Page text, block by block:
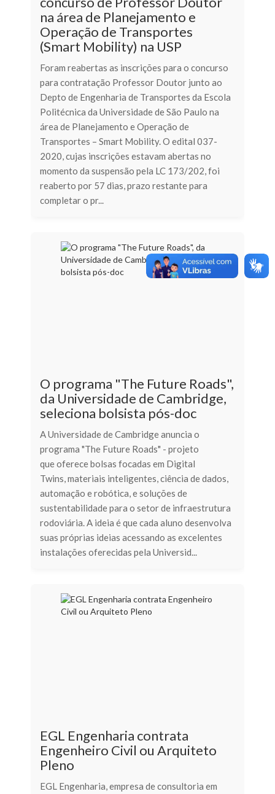
na área de Planejamento e
Operação de Transportes
(Smart Mobility) na USP
Foram reabertas as inscrições para o concurso
para contratação Professor Doutor junto ao
Depto de Engenharia de Transportes da Escola
Politécnica da Universidade de São Paulo na
área de Planejamento e Operação de
Transportes – Smart Mobility. O edital 037-
2020, cujas inscrições estavam abertas no
momento da suspensão pela LC 173/202, foi
reaberto por 57 dias, prazo restante para
completar o pr...
O programa "The Future Roads",
da Universidade de Cambridge,
seleciona bolsista pós-doc
A Universidade de Cambridge anuncia o
programa "The Future Roads" - projeto
que oferece bolsas focadas em Digital
Twins, materiais inteligentes, ciência de dados,
automação e robótica, e soluções de
sustentabilidade para o setor de infraestrutura
rodoviária. A ideia é que cada aluno desenvolva
suas próprias ideias acessando as excelentes
instalações oferecidas pela Universid...
EGL Engenharia contrata
Engenheiro Civil ou Arquiteto
Pleno
EGL Engenharia, empresa de consultoria em